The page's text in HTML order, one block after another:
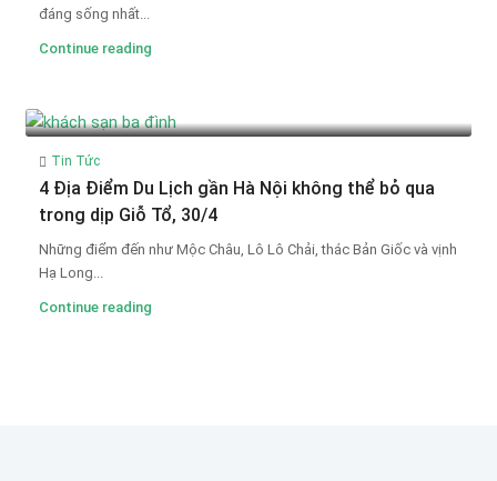
đáng sống nhất...
Continue reading
Tin Tức
4 Địa Điểm Du Lịch gần Hà Nội không thể bỏ qua
trong dịp Giỗ Tổ, 30/4
Những điểm đến như Mộc Châu, Lô Lô Chải, thác Bản Giốc và vịnh
Hạ Long...
Continue reading